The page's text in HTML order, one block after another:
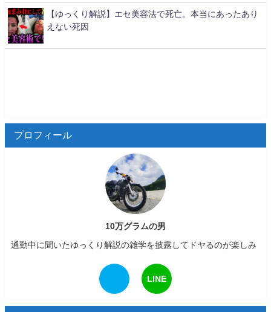
【ゆっくり解説】エセ美容法で死亡。本当にあったあり
えない死因
プロフィール
10万グラムの男
通勤中に聞いたゆっくり解説の雑学を披露してドヤるのが楽しみ
LINE